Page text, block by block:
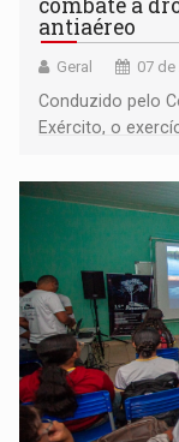
antiaéreo
Geral 07
Conduzido pelo
Exército, o